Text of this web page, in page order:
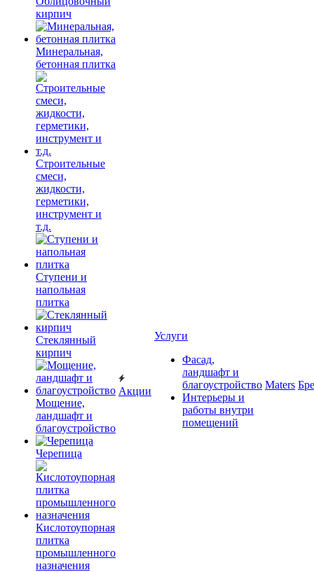
кирпич
Минеральная,
бетонная плитка
Строительные
смеси,
жидкости,
герметики,
инструмент и
т.д.
Ступени и
напольная
плитка
Cтеклянный
кирпич
Мощение,
ландшафт и
благоустройство
Черепица
Кислотоупорная
плитка
промышленного
назначения
Акции
Услуги
Фасад,
ландшафт и
благоустройство
Интерьеры и
работы внутри
помещений
Maters